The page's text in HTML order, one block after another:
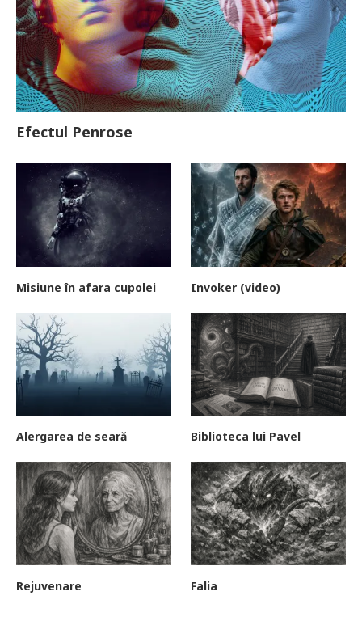
Efectul Penrose
Misiune în afara cupolei Invoker (video)
Alergarea de seară Biblioteca lui Pavel
Rejuvenare Falia